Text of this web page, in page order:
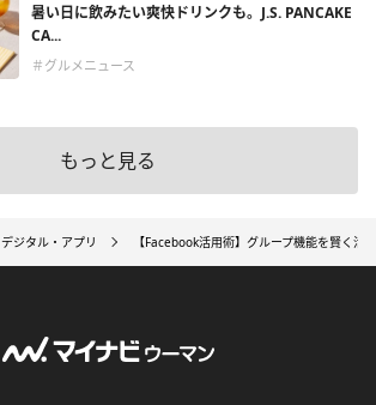
暑い日に飲みたい爽快ドリンクも。J.S. PANCAKE
CA...
＃グルメニュース
もっと見る
デジタル・アプリ 【Facebook活用術】グループ機能を賢く活